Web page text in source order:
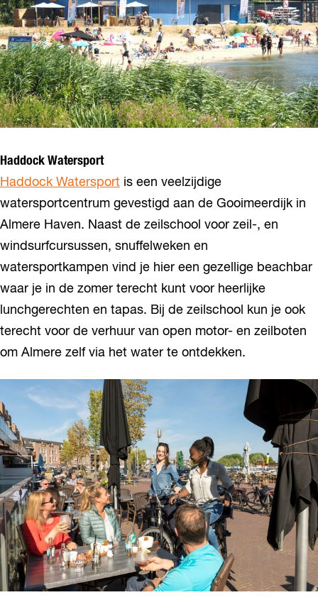
Haddock Watersport
Haddock Watersport is een veelzijdige
watersportcentrum gevestigd aan de Gooimeerdijk in
Almere Haven. Naast de zeilschool voor zeil-, en
windsurfcursussen, snuffelweken en
watersportkampen vind je hier een gezellige beachbar
waar je in de zomer terecht kunt voor heerlijke
lunchgerechten en tapas. Bij de zeilschool kun je ook
terecht voor de verhuur van open motor- en zeilboten
om Almere zelf via het water te ontdekken.